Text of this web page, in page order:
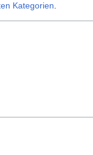
Kategorien